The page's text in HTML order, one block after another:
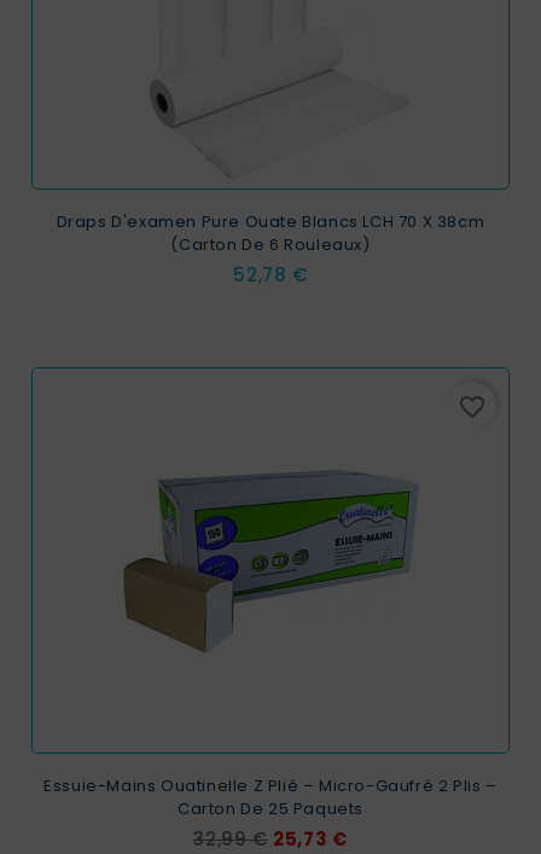
Draps D'examen Pure Ouate Blancs LCH 70 X 38cm
(carton De 6 Rouleaux)
Prix
52,78 €
favorite_border
Essuie-Mains Ouatinelle Z Plié – Micro-Gaufré 2 Plis –
Carton De 25 Paquets
Prix
32,99 € Prix
25,73 €